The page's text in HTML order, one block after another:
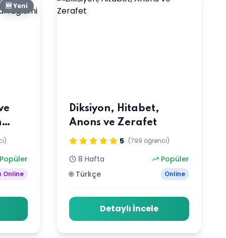
🆕 Yeni
Popüler
Online
Diksiyon, Hitabet,
Anons ve Zerafet
5 (799 öğrenci)
8 Hafta
Popüler
🌐 Türkçe
Online
Detaylı İncele